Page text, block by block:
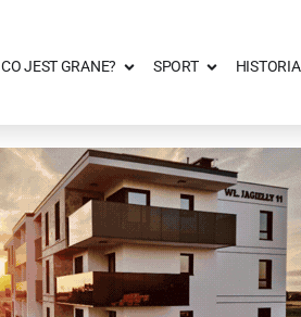
CO JEST GRANE? SPORT HISTORIA